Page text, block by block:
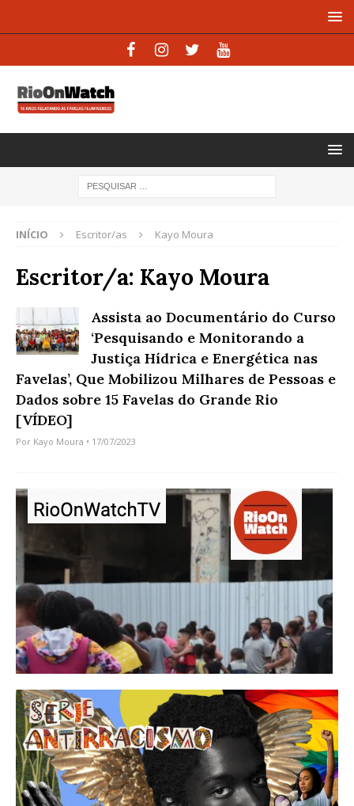
INÍCIO Escritor/as Kayo Moura
Escritor/a: Kayo Moura
Assista ao Documentário do Curso
‘Pesquisando e Monitorando a
Justiça Hídrica e Energética nas
Favelas’, Que Mobilizou Milhares de Pessoas e
Dados sobre 15 Favelas do Grande Rio
[VÍDEO]
Por Kayo Moura • 17/07/2023